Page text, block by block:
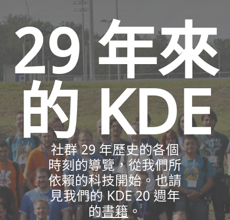
29 年來
的 KDE
社群 29 年歷史的各個
時刻的導覽，從我們所
依賴的科技開始。也請
見我們的 KDE 20 週年
的書籍。